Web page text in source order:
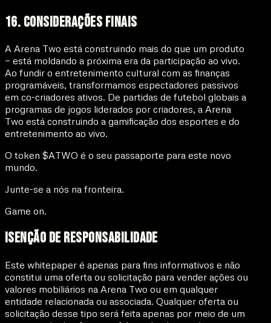
16. Considerações Finais
A Arena Two está construindo mais do que um produto
— está moldando a próxima era da participação ao vivo.
Ao fundir o entretenimento cultural com as finanças
programáveis, transformamos espectadores passivos
em co-criadores ativos. De partidas de futebol globais a
programas de jogos liderados por criadores, a Arena
Two está construindo a gamificação dos esportes e do
entretenimento ao vivo.
O token $ATWO é o seu passaporte para este novo
mundo.
Junte-se a nós na fronteira.
Game on.
Isenção de Responsabilidade
Este whitepaper é apenas para fins informativos e não
constitui uma oferta ou solicitação para vender ações ou
valores mobiliários na Arena Two ou em qualquer
entidade relacionada ou associada. Qualquer oferta ou
solicitação desse tipo será feita apenas por meio de um